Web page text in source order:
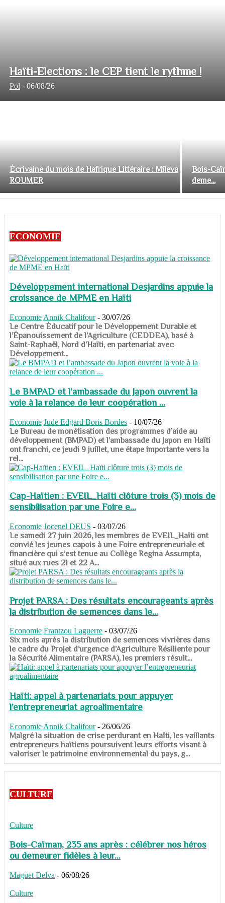
Haïti-Elections : le CEP tient le rythme !
Pol - 06/08/26
Écrivaine du mois de Hafrique Littéraire : Mileva
ROUMER
Bois-
deme...
ECONOMIE
Développement international Desjardins appuie la
croissance de MPME en Haïti
Economie Annik Chalifour - 30/07/26
​​​​​​​Le Centre Éducatif pour le Développement Durable et
l’Épanouissement de l’Agriculture (CEDDEA), basé à
Saint-Raphaël, Nord d’Haïti, en partenariat avec
Développement...
Le BMPAD et l’ambassade du Japon ouvrent la
voie à la relance de leur coopération ...
Economie Jude Edgard Boris Bordes - 10/07/26
​​​​​​​Le Bureau de monétisation des programmes d’aide au
développement (BMPAD) et l’ambassade du Japon en Haïti
ont franchi, ce jeudi 9 juillet, une étape importante vers la
rel...
Cap-Haïtien : EVEIL_Haïti clôture trois (3) mois de
sensibilisation par une Foire e...
Economie Jocenel DEUS - 03/07/26
Le samedi 27 juin 2026, les membres de EVEIL_Haïti ont
convié les jeunes capois à une Foire entrepreneuriale et
financière qui s’est tenue au Collège Regina Assumpta,
situé aux rues 21 et 22 A...
Projet PARSA : Des résultats encourageants après
la distribution de semences dans le...
Economie Frantzou Laguerre - 03/07/26
​​​​​​​Six mois après la distribution de semences vivrières dans
le cadre du Projet d’urgence d’Agriculture Résiliente pour
la Sécurité Alimentaire (PARSA), les premiers résult...
Haïti: appel à partenariats pour appuyer
l’entrepreneuriat agroalimentaire
Economie Annik Chalifour - 26/06/26
​​​​​​​Malgré la situation de crise perdurant en Haïti, les vaillants
entrepreneurs haïtiens poursuivent leurs efforts visant à
valoriser le patrimoine environnemental du pays, g...
CULTURE
Culture
Bois-Caïman, 235 ans après : célébrer nos héros
ou demeurer fidèles à leur...
Maguet Delva - 06/08/26
Culture